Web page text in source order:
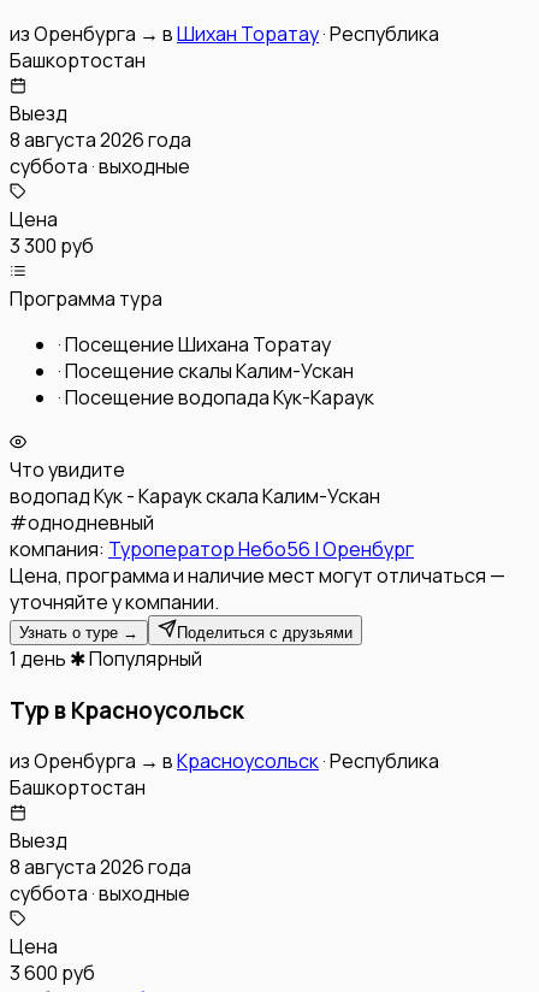
изОренбурга → вШихан Торатау·Республика
Башкортостан
Выезд
8 августа 2026 года
суббота · выходные
Цена
3 300 руб
Программа тура
·Посещение Шихана Торатау
·Посещение скалы Калим-Ускан
·Посещение водопада Кук-Караук
Что увидите
водопад Кук - Караукскала Калим-Ускан
#однодневный
компания: Туроператор Небо56 | Оренбург
Цена, программа и наличие мест могут отличаться —
уточняйте у компании.
Узнать о туре → Поделиться с друзьями
1 день ✱ Популярный
Тур в Красноусольск
изОренбурга → вКрасноусольск·Республика
Башкортостан
Выезд
8 августа 2026 года
суббота · выходные
Цена
3 600 руб